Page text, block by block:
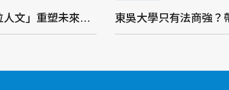
全員 AI 賦能！東吳大學用「數位人文」重塑未來競爭力